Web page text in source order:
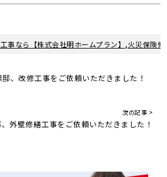
事なら【株式会社明ホームプラン】,火災保険修
、改修工事をご依頼いただきました！
次の記事 >
外壁修繕工事をご依頼いただきました！